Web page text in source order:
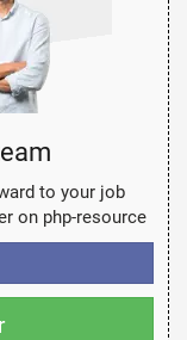
to your job
on php-resource